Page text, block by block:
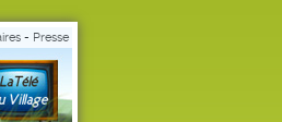
- Presse